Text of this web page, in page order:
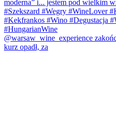
@warsaw_wine_experience
kurz opadł, za